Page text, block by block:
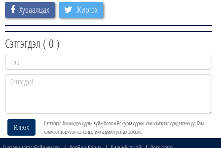
Хуваалцах Жиргэх
Сэтгэгдэл ( 0 )
Илгээх
Сэтгэгдэл бичихдээ хууль зүйн болон ёс суртахууны хэм хэмжээг хүндэтгэнэ үү. Хэм
хэмжээг зөрчсөн сэтгэгдэлийг админ устгах эрхтэй.